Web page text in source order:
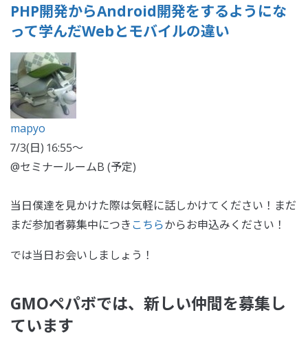
PHP開発からAndroid開発をするようにな
って学んだWebとモバイルの違い
mapyo
7/3(日) 16:55〜
@セミナールームB (予定)
当日僕達を見かけた際は気軽に話しかけてください！まだ
まだ参加者募集中につき こちらからお申込みください！
では当日お会いしましょう！
GMOペパボでは、新しい仲間を募集し
ています